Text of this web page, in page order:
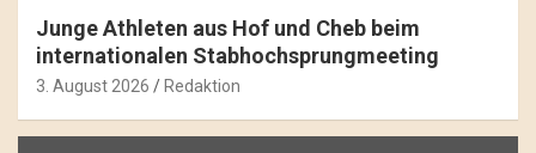
Junge Athleten aus Hof und Cheb beim
internationalen Stabhochsprungmeeting
3. August 2026 Redaktion